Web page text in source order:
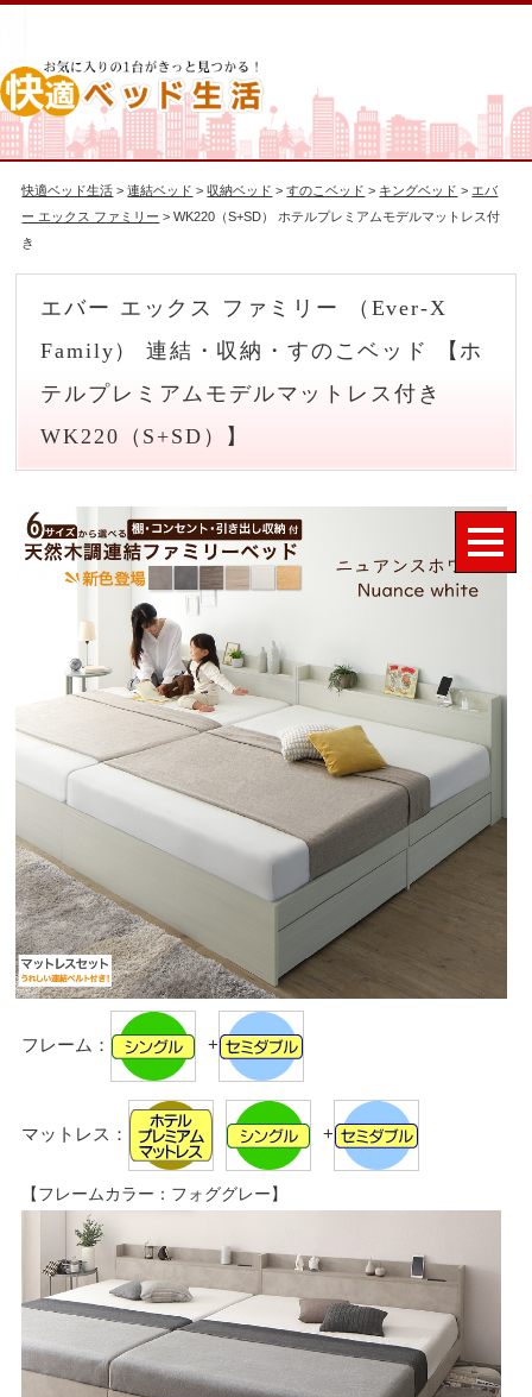
快適ベッド生活 >連結ベッド >収納ベッド >すのこベッド > キングベッド >エバ
ー エックス ファミリー > WK220（S+SD） ホテルプレミアムモデルマットレス付
き
エバー エックス ファミリー （Ever-X
Family） 連結・収納・すのこベッド 【ホ
テルプレミアムモデルマットレス付き
WK220（S+SD）】
フレーム： +
マットレス： +
【フレームカラー：フォググレー】